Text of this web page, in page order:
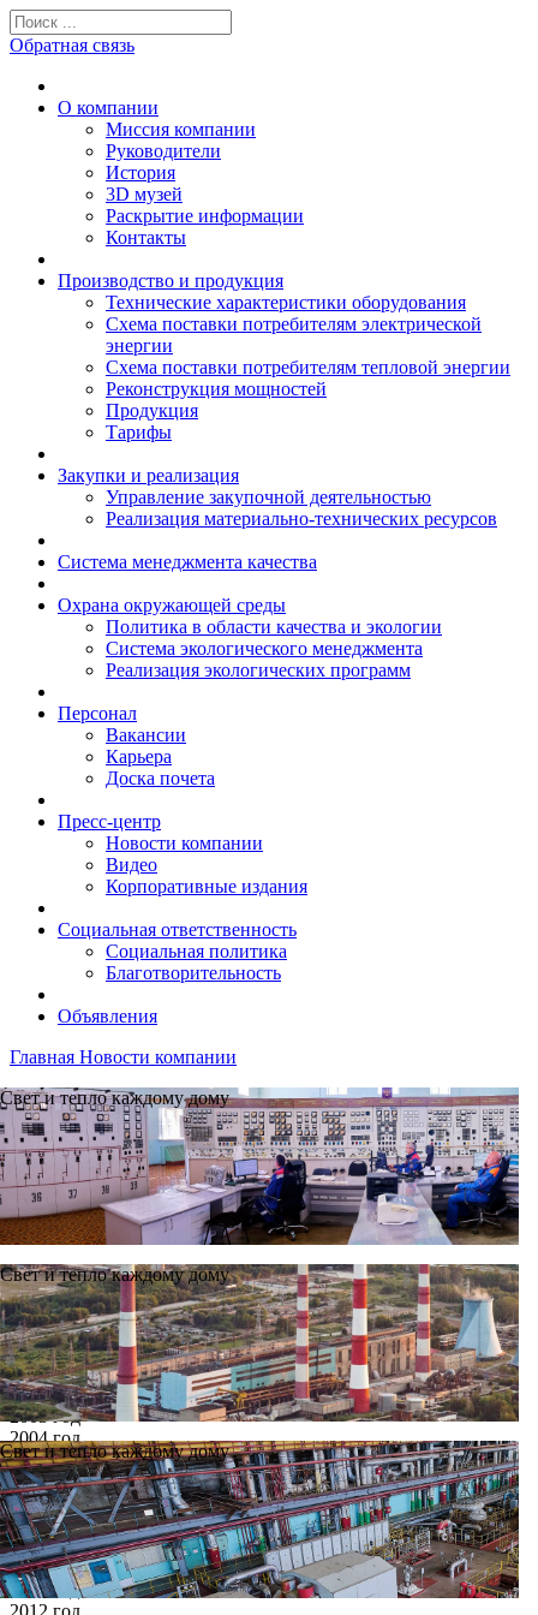
Обратная связь
О компании
Миссия компании
Руководители
История
3D музей
Раскрытие информации
Контакты
Производство и продукция
Технические характеристики оборудования
Схема поставки потребителям электрической
энергии
Схема поставки потребителям тепловой энергии
Реконструкция мощностей
Продукция
Тарифы
Закупки и реализация
Управление закупочной деятельностью
Реализация материально-технических ресурсов
Система менеджмента качества
Охрана окружающей среды
Политика в области качества и экологии
Система экологического менеджмента
Реализация экологических программ
Персонал
Вакансии
Карьера
Доска почета
Пресс-центр
Новости компании
Видео
Корпоративные издания
Социальная ответственность
Социальная политика
Благотворительность
Объявления
Главная Новости компании
Свет и тепло каждому дому
Свет и тепло каждому дому
Свет и тепло каждому дому
Новости
Архив
Все годы
2002 год
2003 год
2004 год
2005 год
2006 год
2007 год
2008 год
2009 год
2010 год
2011 год
2012 год